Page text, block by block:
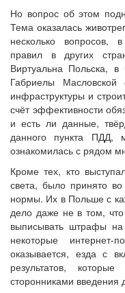
Но вопрос об этом
Тема оказалась
несколько вопросов,
правил в других
Виртуальна Польска,
Габриелы
инфраструктуры и
счёт эффективности
и есть ли данные,
данного пункта ПДД,
ознакомилась с рядом
Кроме тех, кто
света, было принято
нормы. Их в Польше с
дело даже не в том,
выписывать штрафы на
некоторые
оказывается, езда с
результатов,
сторонниками введения